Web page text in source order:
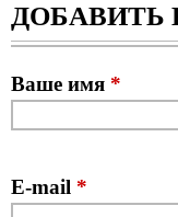
Ваше имя *
E-mail *